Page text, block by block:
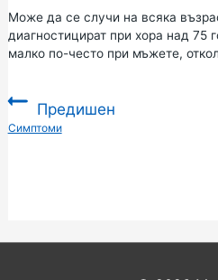
Може да се случи на всяка
диагностицират при хора над 75
малко по-често при мъжете,
Предишен
:Симптоми